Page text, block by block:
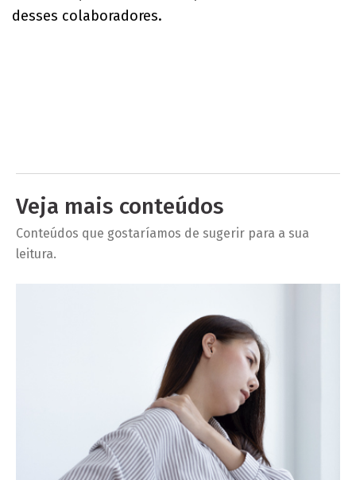
desses colaboradores.
Veja mais conteúdos
Conteúdos que gostaríamos de sugerir para a sua
leitura.